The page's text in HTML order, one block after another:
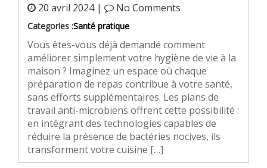
20 avril 2024 | No Comments
Categories :Santé pratique
Vous êtes-vous déjà demandé comment
améliorer simplement votre hygiène de vie à la
maison ? Imaginez un espace où chaque
préparation de repas contribue à votre santé,
sans efforts supplémentaires. Les plans de
travail anti-microbiens offrent cette possibilité :
en intégrant des technologies capables de
réduire la présence de bactéries nocives, ils
transforment votre cuisine […]